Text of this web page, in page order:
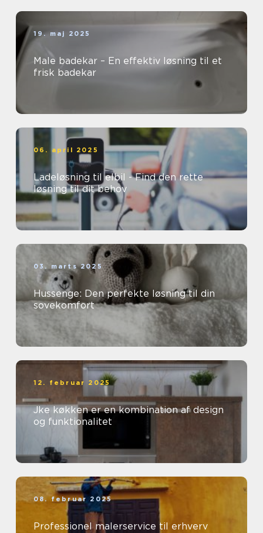
19. maj 2025
Male badekar – En effektiv løsning til et
frisk badekar
06. april 2025
Ladeløsning til elbil - Find den rette
løsning til dit behov
03. marts 2025
Hussenge: Den perfekte løsning til din
sovekomfort
12. februar 2025
Jke køkken er en kombination af design
og funktionalitet
08. februar 2025
Professionel malerservice til erhverv